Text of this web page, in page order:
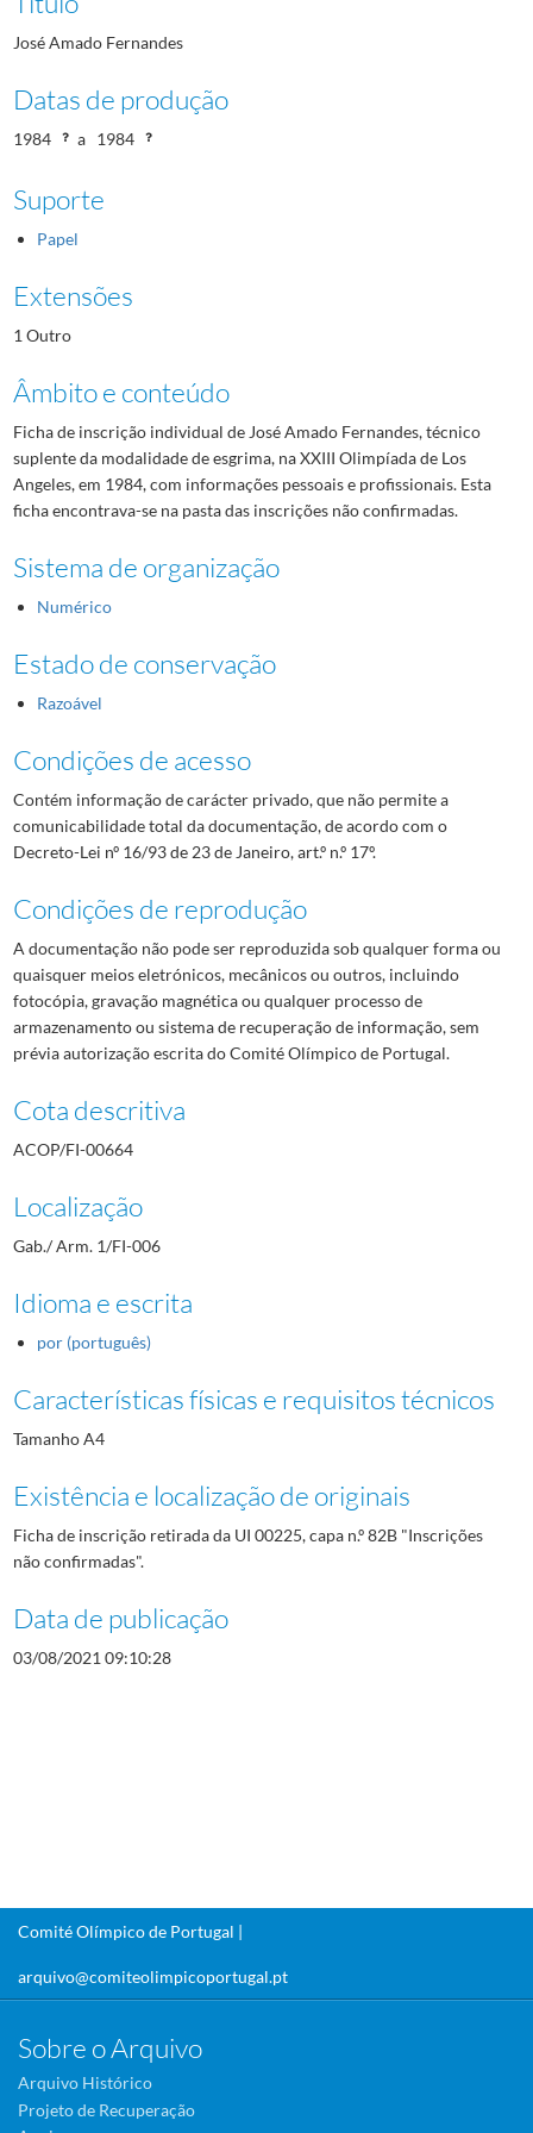
José Amado Fernandes
Datas de produção
1984 a 1984
Suporte
Papel
Extensões
1 Outro
Âmbito e conteúdo
Ficha de inscrição individual de José Amado Fernandes, técnico
suplente da modalidade de esgrima, na XXIII Olimpíada de Los
Angeles, em 1984, com informações pessoais e profissionais. Esta
ficha encontrava-se na pasta das inscrições não confirmadas.
Sistema de organização
Numérico
Estado de conservação
Razoável
Condições de acesso
Contém informação de carácter privado, que não permite a
comunicabilidade total da documentação, de acordo com o
Decreto-Lei nº 16/93 de 23 de Janeiro, art.º n.º 17º.
Condições de reprodução
A documentação não pode ser reproduzida sob qualquer forma ou
quaisquer meios eletrónicos, mecânicos ou outros, incluindo
fotocópia, gravação magnética ou qualquer processo de
armazenamento ou sistema de recuperação de informação, sem
prévia autorização escrita do Comité Olímpico de Portugal.
Cota descritiva
ACOP/FI-00664
Localização
Gab./ Arm. 1/FI-006
Idioma e escrita
por (português)
Características físicas e requisitos técnicos
Tamanho A4
Existência e localização de originais
Ficha de inscrição retirada da UI 00225, capa n.º 82B "Inscrições
não confirmadas".
Data de publicação
03/08/2021 09:10:28
Comité Olímpico de Portugal |
arquivo@comiteolimpicoportugal.pt
Sobre o Arquivo
Arquivo Histórico
Projeto de Recuperação